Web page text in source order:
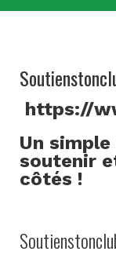
https://
Un
soutenir
côtés !